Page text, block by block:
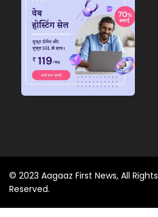
© 2023 Aagaaz First News, All Rights
Reserved.